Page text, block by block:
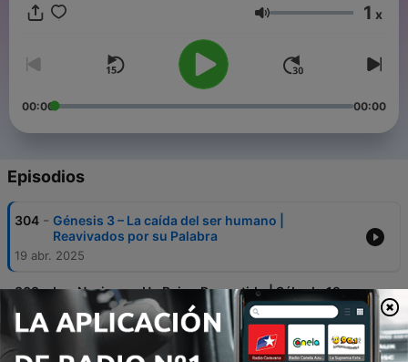
Volumen 1 x
00:00 00:00
Episodios
304 - Génesis 3 – La caída del ser humano |
Reavivados por su Palabra
19 abr. 2025
303 - Las Naciones: Un Reino Prometido | Sábado 19
de abril | Lección 4
19 abr. 2025